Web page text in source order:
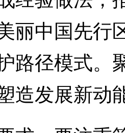
丽中国先行
路径模式。
造发展新动